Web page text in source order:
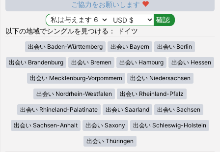
ご協力をお願いします
以下の地域でシングルを見つける： ドイツ
出会い Baden-Württemberg 出会い Bayern 出会い Berlin
出会い Brandenburg 出会い Bremen 出会い Hamburg 出会い Hessen
出会い Mecklenburg-Vorpommern 出会い Niedersachsen
出会い Nordrhein-Westfalen 出会い Rheinland-Pfalz
出会い Rhineland-Palatinate 出会い Saarland 出会い Sachsen
出会い Sachsen-Anhalt 出会い Saxony 出会い Schleswig-Holstein
出会い Thüringen